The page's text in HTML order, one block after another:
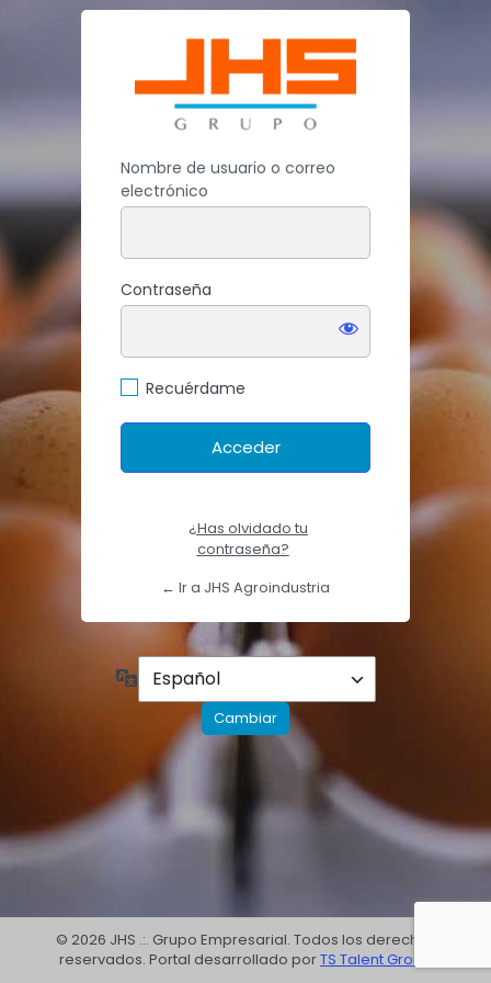
Acceder
Nombre de usuario o correo
electrónico
Contraseña
Recuérdame
¿Has olvidado tu
contraseña?
← Ir a JHS Agroindustria
Idioma
© 2026 JHS .:. Grupo Empresarial. Todos los derechos
reservados. Portal desarrollado porTS Talent Group